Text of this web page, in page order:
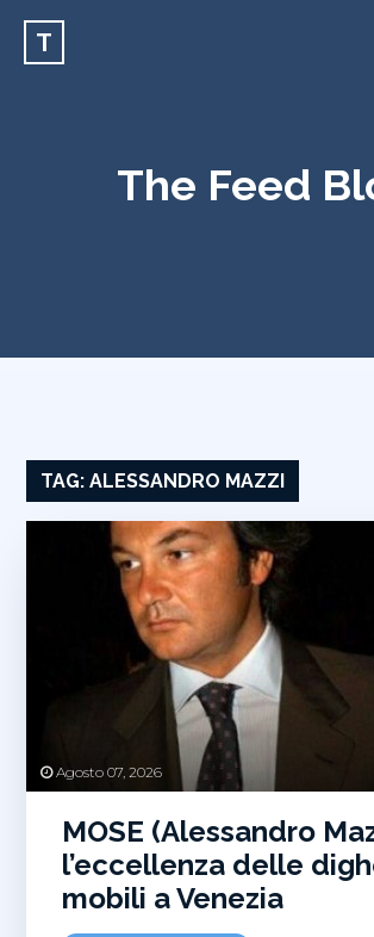
T
The Feed
TAG:ALESSANDRO MAZZI
Agosto 07, 2026
MOSE (Alessandro
l’eccellenza delle
mobili a Venezia